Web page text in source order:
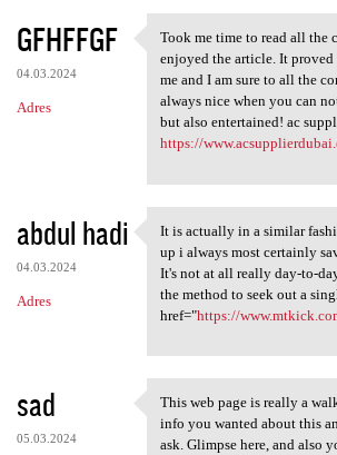
GFHFFGF
04.03.2024
Adres
Took me time to read
Took me time to read all the
enjoyed the article. It
me and I am sure to all the
always nice when you can
but also entertained! ac
https://
abdul hadi
04.03.2024
Adres
It is actually in a
It is actually in a similar
up i always most certainly
It's not at all really day-to-
the method to seek out a
href="https://
sad
05.03.2024
This web page is really
This web page is really a
info you wanted about this
ask. Glimpse here, and also